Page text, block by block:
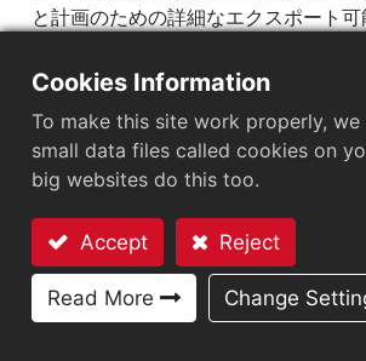
と計画のための詳細なエクスポート
どのように機能するか
Cookies Information
To make this site work properly,
small data files called cookies on
big websites do this too.
Accept Reject
Read More Change